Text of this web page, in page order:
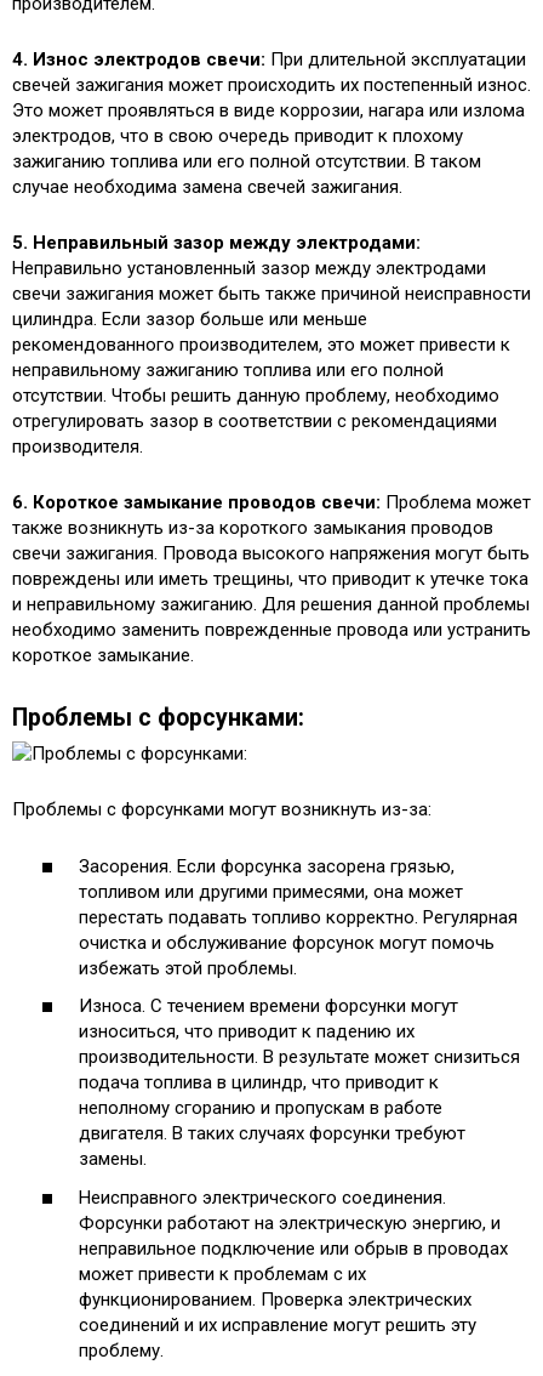
4. Износ электродов свечи: При длительной эксплуатации
свечей зажигания может происходить их постепенный износ.
Это может проявляться в виде коррозии, нагара или излома
электродов, что в свою очередь приводит к плохому
зажиганию топлива или его полной отсутствии. В таком
случае необходима замена свечей зажигания.
5. Неправильный зазор между электродами:
Неправильно установленный зазор между электродами
свечи зажигания может быть также причиной неисправности
цилиндра. Если зазор больше или меньше
рекомендованного производителем, это может привести к
неправильному зажиганию топлива или его полной
отсутствии. Чтобы решить данную проблему, необходимо
отрегулировать зазор в соответствии с рекомендациями
производителя.
6. Короткое замыкание проводов свечи: Проблема может
также возникнуть из-за короткого замыкания проводов
свечи зажигания. Провода высокого напряжения могут быть
повреждены или иметь трещины, что приводит к утечке тока
и неправильному зажиганию. Для решения данной проблемы
необходимо заменить поврежденные провода или устранить
короткое замыкание.
Проблемы с форсунками:
Проблемы с форсунками могут возникнуть из-за:
Засорения. Если форсунка засорена грязью,
топливом или другими примесями, она может
перестать подавать топливо корректно. Регулярная
очистка и обслуживание форсунок могут помочь
избежать этой проблемы.
Износа. С течением времени форсунки могут
износиться, что приводит к падению их
производительности. В результате может снизиться
подача топлива в цилиндр, что приводит к
неполному сгоранию и пропускам в работе
двигателя. В таких случаях форсунки требуют
замены.
Неисправного электрического соединения.
Форсунки работают на электрическую энергию, и
неправильное подключение или обрыв в проводах
может привести к проблемам с их
функционированием. Проверка электрических
соединений и их исправление могут решить эту
проблему.